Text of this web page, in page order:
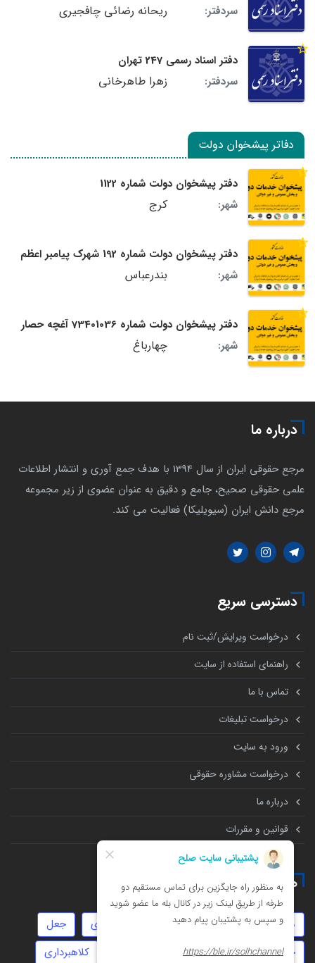
سردفتر:
ریحانه رضائی چافجیری
دفتر اسناد رسمی 247 تهران
سردفتر:
زهرا طاهرخانی
دفاتر پیشخوان دولت
دفتر پیشخوان دولت شماره 1122
شهر:
کرج
دفتر پیشخوان دولت شماره 192 شهرک پیامبر اعظم
شهر:
بندرعباس
دفتر پیشخوان دولت شماره 73401036 آغچه حصار
شهر:
چهارباغ
درباره ما
مرجع حقوقی ایران از سال 1394 با هدف جمع آوری و انتشار اطلاعات
علمی حقوقی صحیح، جامع و دقیق به عنوان عضوی از زیر مجموعه
مرجع دانش ایران (سیویلیکا) فعالیت می کند.
دسترسی سریع
درخواست ویرایش/ثبت نام
راهنمای استفاده از سایت
تماس با ما
درخواست تبلیغات
ورود به سایت
درخواست مشاوره حقوقی
درباره ما
قوانین و مقررات
همه چیز درباره
موجر و مستاجر انحصار وراثت زورگیری
جعل
خیانت
تهمت سفته کلاهبرداری